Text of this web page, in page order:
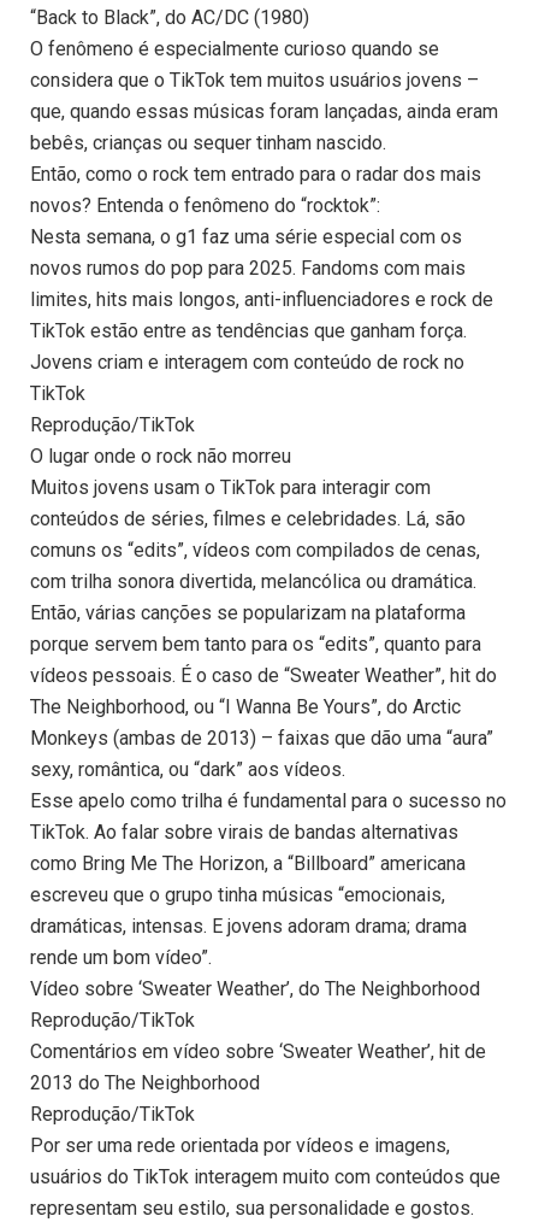
“Back to Black”, do AC/DC (1980)
O fenômeno é especialmente curioso quando se
considera que o TikTok tem muitos usuários jovens –
que, quando essas músicas foram lançadas, ainda eram
bebês, crianças ou sequer tinham nascido.
Então, como o rock tem entrado para o radar dos mais
novos? Entenda o fenômeno do “rocktok”:
Nesta semana, o g1 faz uma série especial com os
novos rumos do pop para 2025. Fandoms com mais
limites, hits mais longos, anti-influenciadores e rock de
TikTok estão entre as tendências que ganham força.
Jovens criam e interagem com conteúdo de rock no
TikTok
Reprodução/TikTok
O lugar onde o rock não morreu
Muitos jovens usam o TikTok para interagir com
conteúdos de séries, filmes e celebridades. Lá, são
comuns os “edits”, vídeos com compilados de cenas,
com trilha sonora divertida, melancólica ou dramática.
Então, várias canções se popularizam na plataforma
porque servem bem tanto para os “edits”, quanto para
vídeos pessoais. É o caso de “Sweater Weather”, hit do
The Neighborhood, ou “I Wanna Be Yours”, do Arctic
Monkeys (ambas de 2013) – faixas que dão uma “aura”
sexy, romântica, ou “dark” aos vídeos.
Esse apelo como trilha é fundamental para o sucesso no
TikTok. Ao falar sobre virais de bandas alternativas
como Bring Me The Horizon, a “Billboard” americana
escreveu que o grupo tinha músicas “emocionais,
dramáticas, intensas. E jovens adoram drama; drama
rende um bom vídeo”.
Vídeo sobre ‘Sweater Weather’, do The Neighborhood
Reprodução/TikTok
Comentários em vídeo sobre ‘Sweater Weather’, hit de
2013 do The Neighborhood
Reprodução/TikTok
Por ser uma rede orientada por vídeos e imagens,
usuários do TikTok interagem muito com conteúdos que
representam seu estilo, sua personalidade e gostos.